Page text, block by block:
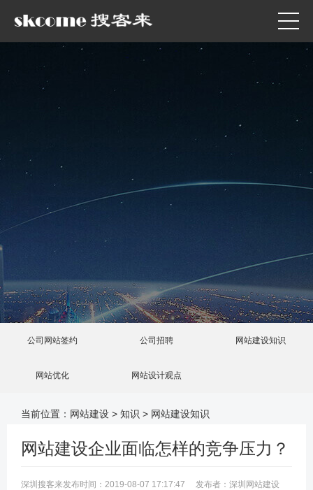
公司网站签约 公司招聘 网站建设知识
网站优化 网站设计观点
当前位置： 网站建设 > 知识 > 网站建设知识
网站建设企业面临怎样的竞争压力？
深圳搜客来发布时间：2019-08-07 17:17:47 发布者：深圳网站建设